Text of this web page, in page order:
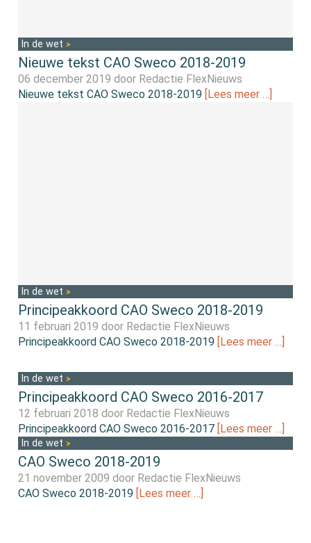
In de wet
Nieuwe tekst CAO Sweco 2018-2019
06 december 2019 door Redactie FlexNieuws
Nieuwe tekst CAO Sweco 2018-2019 [Lees meer …]
In de wet
Principeakkoord CAO Sweco 2018-2019
11 februari 2019 door Redactie FlexNieuws
Principeakkoord CAO Sweco 2018-2019
[Lees meer …]
In de wet
Principeakkoord CAO Sweco 2016-2017
12 februari 2018 door Redactie FlexNieuws
Principeakkoord CAO Sweco 2016-2017 [Lees meer …]
In de wet
CAO Sweco 2018-2019
21 november 2009 door Redactie FlexNieuws
CAO Sweco 2018-2019
[Lees meer …]